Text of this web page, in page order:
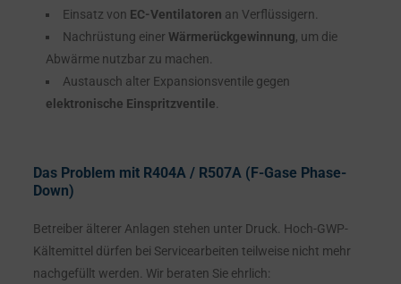
Einsatz von EC-Ventilatoren an Verflüssigern.
Nachrüstung einer Wärmerückgewinnung, um die
Abwärme nutzbar zu machen.
Austausch alter Expansionsventile gegen
elektronische Einspritzventile
Das Problem mit R404A / R507A (F-Gase Phase-
Down)
Betreiber älterer Anlagen stehen unter Druck. Hoch-GWP-
Kältemittel dürfen bei Servicearbeiten teilweise nicht mehr
nachgefüllt werden. Wir beraten Sie ehrlich: